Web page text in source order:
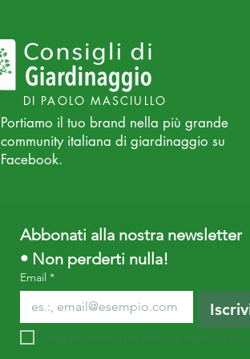
DI PAOLO MASCIULLO
Portiamo il tuo brand nella più grande
community italiana di giardinaggio su
Facebook.
Abbonati alla nostra newsletter
• Non perderti nulla!
Email *
Voglio iscrivermi alla tua mailing list.